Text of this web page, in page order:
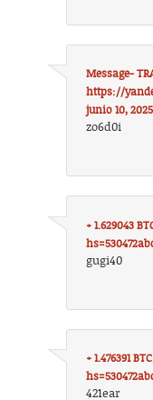
Message-
https://
junio 10,
zo6d0i
+ 1.629043
gugi40
+ 1.476391
421ear